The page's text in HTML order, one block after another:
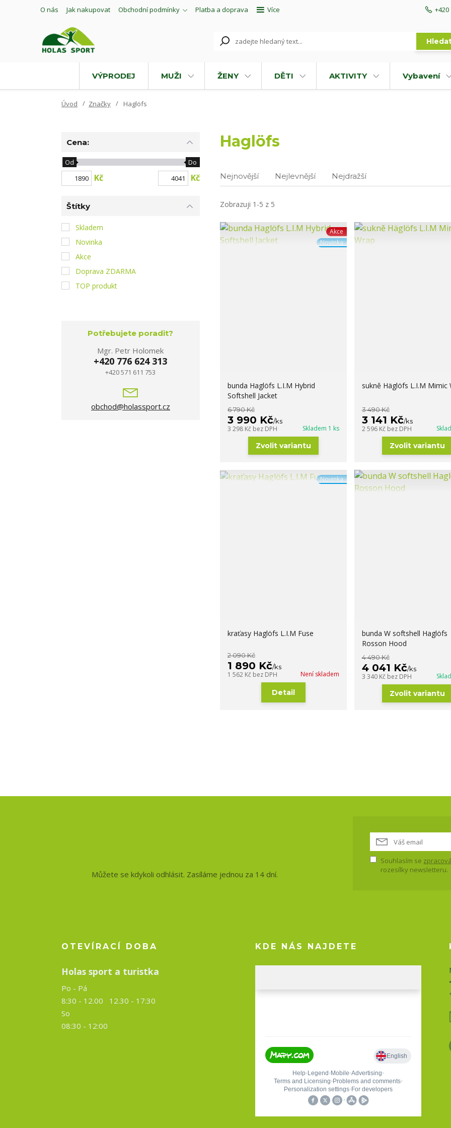
O nás Jak nakupovat Obchodní podmínky Platba a doprava Více +420
VÝPRODEJ MUŽI ŽENY DĚTI AKTIVITY Vybavení
Úvod Značky Haglöfs
Haglöfs
Nejnovější Nejlevnější Nejdražší
Zobrazuji 1-5 z 5
Akce
Novinka
bunda Haglöfs L.I.M Hybrid
Softshell Jacket
6 790 Kč
3 990 Kč/ks
3 298 Kč bez DPH Skladem 1 ks
Zvolit variantu
sukně Häglöfs L.I.M Mimic
3 490 Kč
3 141 Kč/ks
2 596 Kč bez DPH
Zvolit variantu
Novinka
kraťasy Haglöfs L.I.M Fuse
2 090 Kč
1 890 Kč/ks
1 562 Kč bez DPH Není skladem
Detail
bunda W softshell Haglöfs
Rosson Hood
4 490 Kč
4 041 Kč/ks
3 340 Kč bez DPH
Zvolit variantu
Cena:
Kč
Od Do
Kč
Štítky
Skladem
Novinka
Akce
Doprava ZDARMA
TOP produkt
Potřebujete poradit?
Mgr. Petr Holomek
+420 776 624 313
+420 571 611 753
obchod@holassport.cz
Můžete se kdykoli odhlásit. Zasíláme jednou za 14 dní.
Souhlasím se
rozesílky newsletteru.
OTEVÍRACÍ DOBA
Holas sport a turistka
Po - Pá
8:30 - 12.00 12.30 - 17:30
So
08:30 - 12:00
KDE NÁS NAJDETE